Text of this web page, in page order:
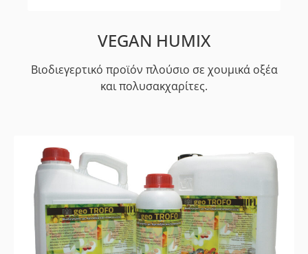
VEGAN HUMIX
Βιοδιεγερτικό προϊόν πλούσιο σε χουμικά οξέα
και πολυσακχαρίτες.